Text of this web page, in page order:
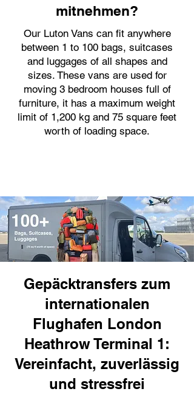
mitnehmen?
Our Luton Vans can fit anywhere
between 1 to 100 bags, suitcases
and luggages of all shapes and
sizes. These vans are used for
moving 3 bedroom houses full of
furniture, it has a maximum weight
limit of 1,200 kg and 75 square feet
worth of loading space.
Gepäcktransfers zum
internationalen
Flughafen London
Heathrow Terminal 1:
Vereinfacht, zuverlässig
und stressfrei